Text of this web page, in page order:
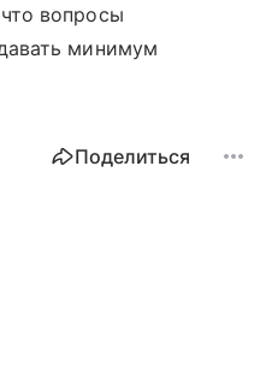
вопросы
минимум
Поделиться